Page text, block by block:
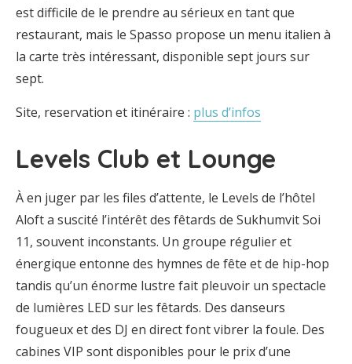
est difficile de le prendre au sérieux en tant que
restaurant, mais le Spasso propose un menu italien à
la carte très intéressant, disponible sept jours sur
sept.
Site, reservation et itinéraire : plus d’infos
Levels Club et Lounge
À en juger par les files d’attente, le Levels de l’hôtel
Aloft a suscité l’intérêt des fêtards de Sukhumvit Soi
11, souvent inconstants. Un groupe régulier et
énergique entonne des hymnes de fête et de hip-hop
tandis qu’un énorme lustre fait pleuvoir un spectacle
de lumières LED sur les fêtards. Des danseurs
fougueux et des DJ en direct font vibrer la foule. Des
cabines VIP sont disponibles pour le prix d’une